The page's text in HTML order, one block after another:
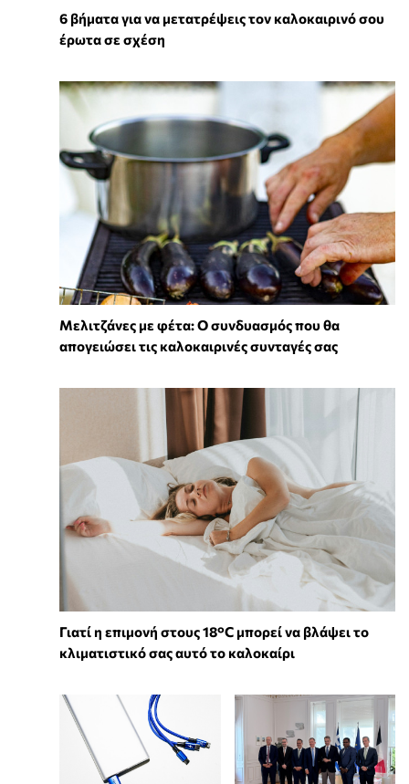
6 βήματα για να μετατρέψεις τον καλοκαιρινό σου
έρωτα σε σχέση
Μελιτζάνες με φέτα: Ο συνδυασμός που θα
απογειώσει τις καλοκαιρινές συνταγές σας
Γιατί η επιμονή στους 18°C μπορεί να βλάψει το
κλιματιστικό σας αυτό το καλοκαίρι